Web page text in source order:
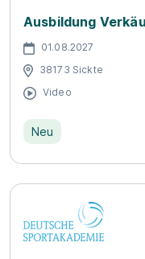
Ausbildung
01.08.2027
38173 Sickte
Video
Neu